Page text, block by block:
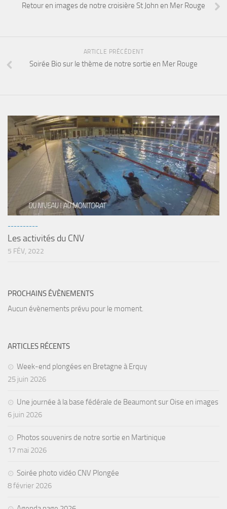
Sorties 2020
BIO SUB
Environnement et Biologie Sub
Formations
Lac Merveilleux
AUDIOVISUEL
Photo
Vidéo
Peinture
Agenda
Les Palmes du Lac
MATERIEL
Section Matériel
Occasions
Retour en images de notre croisière St John en Mer Rouge
ARTICLE PRÉCÉDENT
Soirée Bio sur le thème de notre sortie en Mer Rouge
----------
Les activités du CNV
5 FÉV, 2022
PROCHAINS ÉVÈNEMENTS
Aucun évènements prévu pour le moment.
ARTICLES RÉCENTS
Week-end plongées en Bretagne à Erquy
25 juin 2026
Une journée à la base fédérale de Beaumont sur Oise en images
6 juin 2026
Photos souvenirs de notre sortie en Martinique
17 mai 2026
Soirée photo vidéo CNV Plongée
8 février 2026